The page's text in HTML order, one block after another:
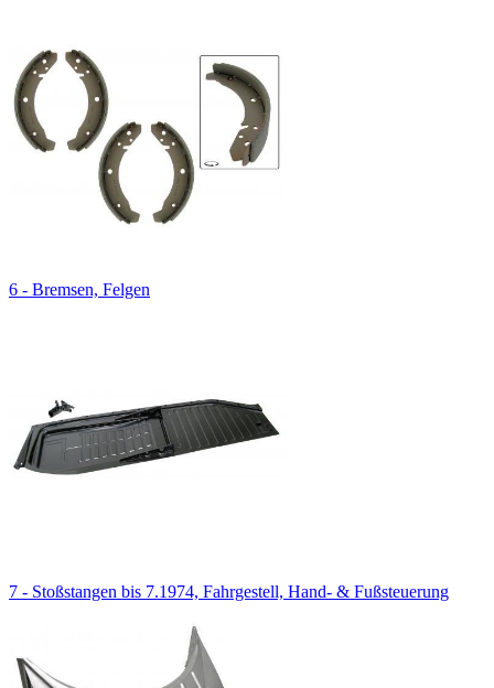
6 - Bremsen, Felgen
7 - Stoßstangen bis 7.1974, Fahrgestell, Hand- & Fußsteuerung